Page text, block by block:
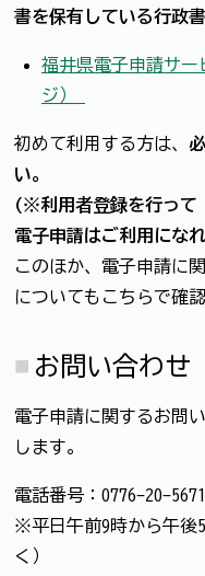
書を保有している行政
福井県電子申請サ
ジ）
初めて利用する方は、
い。
(※利用者登録を行って
電子申請はご利用にな
このほか、電子申請に
についてもこちらで確
お問い合わせ
電子申請に関するお問
します。
電話番号：0776-20-5671
※平日午前9時から午後
く）